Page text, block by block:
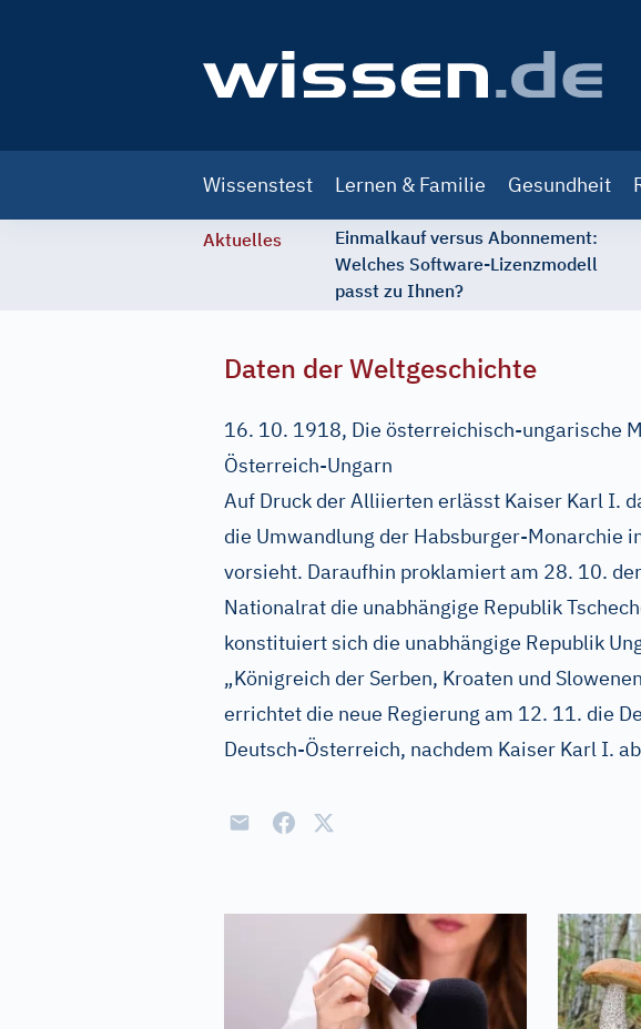
navigation
Wissenstest Lernen & Familie Gesundheit
Aktuelles
Einmalkauf versus Abonnement:
Welches Software-Lizenzmodell
passt zu Ihnen?
Daten der Weltgeschichte
16. 10. 1918, Die österreichisch-ungarische
Österreich-Ungarn
Auf Druck der Alliierten erlässt Kaiser Karl I.
die Umwandlung der Habsburger-Monarchie
vorsieht. Daraufhin proklamiert am 28. 10.
Nationalrat die unabhängige Republik
konstituiert sich die unabhängige Republik
„Königreich der Serben, Kroaten und
errichtet die neue Regierung am 12. 11. die
Deutsch-Österreich, nachdem Kaiser Karl I.